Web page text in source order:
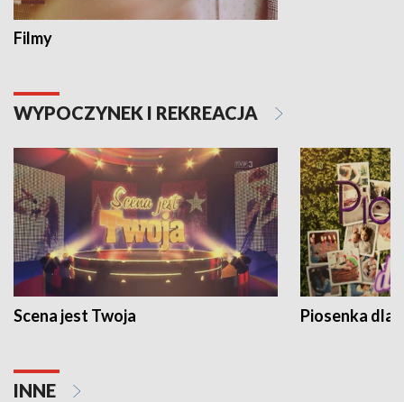
Filmy
WYPOCZYNEK I REKREACJA
Scena jest Twoja Piosenka dla
INNE